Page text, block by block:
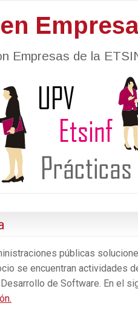
Empresa
Empresas de la
públicas
se encuentran actividades
de Software. En el